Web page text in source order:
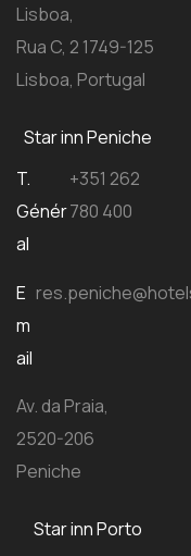
Lisboa,
Rua C, 2 1749-125
Lisboa, Portugal
Star inn Peniche
T.
Génér
al
+351 262
780 400
E
m
ail
Av. da Praia,
2520-206
Peniche
Star inn Porto